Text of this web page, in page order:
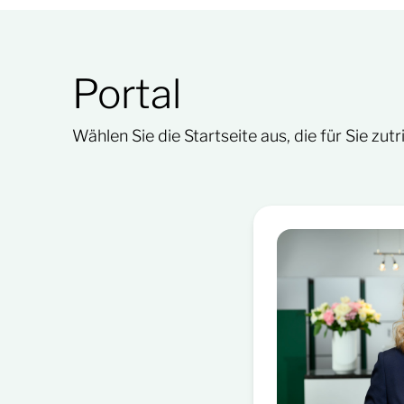
Portal
Wählen Sie die Startseite aus, die für Sie